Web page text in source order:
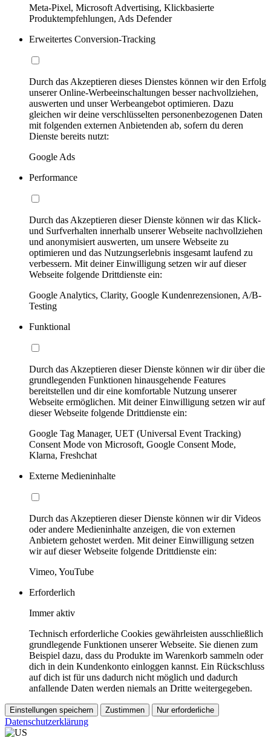
Meta-Pixel, Microsoft Advertising, Klickbasierte
Produktempfehlungen, Ads Defender
Erweitertes Conversion-Tracking
Durch das Akzeptieren dieses Dienstes können wir den Erfolg
unserer Online-Werbeeinschaltungen besser nachvollziehen,
auswerten und unser Werbeangebot optimieren. Dazu
gleichen wir deine verschlüsselten personenbezogenen Daten
mit folgenden externen Anbietenden ab, sofern du deren
Dienste bereits nutzt:
Google Ads
Performance
Durch das Akzeptieren dieser Dienste können wir das Klick-
und Surfverhalten innerhalb unserer Webseite nachvollziehen
und anonymisiert auswerten, um unsere Webseite zu
optimieren und das Nutzungserlebnis insgesamt laufend zu
verbessern. Mit deiner Einwilligung setzen wir auf dieser
Webseite folgende Drittdienste ein:
Google Analytics, Clarity, Google Kundenrezensionen, A/B-
Testing
Funktional
Durch das Akzeptieren dieser Dienste können wir dir über die
grundlegenden Funktionen hinausgehende Features
bereitstellen und dir eine komfortable Nutzung unserer
Webseite ermöglichen. Mit deiner Einwilligung setzen wir auf
dieser Webseite folgende Drittdienste ein:
Google Tag Manager, UET (Universal Event Tracking)
Consent Mode von Microsoft, Google Consent Mode,
Klarna, Freshchat
Externe Medieninhalte
Durch das Akzeptieren dieser Dienste können wir dir Videos
oder andere Medieninhalte anzeigen, die von externen
Anbietern gehostet werden. Mit deiner Einwilligung setzen
wir auf dieser Webseite folgende Drittdienste ein:
Vimeo, YouTube
Erforderlich
Immer aktiv
Technisch erforderliche Cookies gewährleisten ausschließlich
grundlegende Funktionen unserer Webseite. Sie dienen zum
Beispiel dazu, dass du Produkte im Warenkorb sammeln oder
dich in dein Kundenkonto einloggen kannst. Ein Rückschluss
auf dich ist für uns dadurch nicht möglich und dadurch
anfallende Daten werden niemals an Dritte weitergegeben.
Einstellungen speichern Zustimmen Nur erforderliche
Datenschutzerklärung